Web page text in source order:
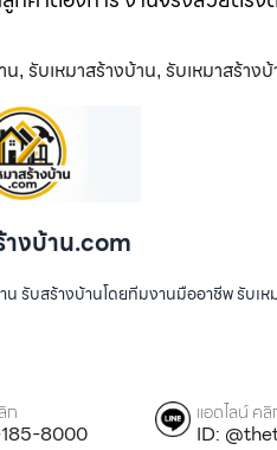
น, รับเหมาสร้างบ้าน, รับเหมาสร้าง
างบ้าน.com
น รับสร้างบ้านโดยทีมงานมืออาชีพ รับ
ก
8000
แอดไลน์ ค
ID: